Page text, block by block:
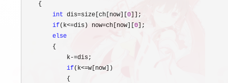
    {
int dis=size[ch[now][ 0 ]];
if(k<=dis) now=ch[now][ 0 ];
else
        {
            k
-=dis;
if(k<=w[now])
            {